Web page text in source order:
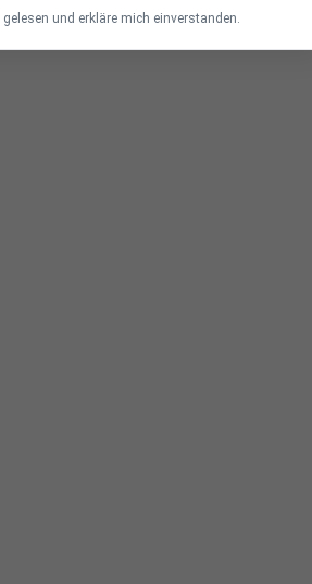
gelesen und erkläre mich einverstanden.